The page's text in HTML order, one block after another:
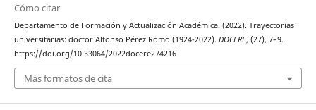
Cómo citar
Departamento de Formación y Actualización Académica. (2022). Trayectorias
universitarias: doctor Alfonso Pérez Romo (1924-2022). DOCERE, (27), 7–9.
https://doi.org/10.33064/2022docere274216
Más formatos de cita